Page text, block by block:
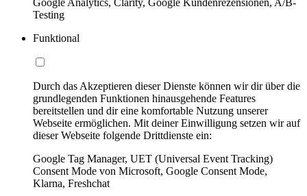
Google Analytics, Clarity, Google Kundenrezensionen, A/B-
Testing
Funktional
Durch das Akzeptieren dieser Dienste können wir dir über die
grundlegenden Funktionen hinausgehende Features
bereitstellen und dir eine komfortable Nutzung unserer
Webseite ermöglichen. Mit deiner Einwilligung setzen wir auf
dieser Webseite folgende Drittdienste ein:
Google Tag Manager, UET (Universal Event Tracking)
Consent Mode von Microsoft, Google Consent Mode,
Klarna, Freshchat